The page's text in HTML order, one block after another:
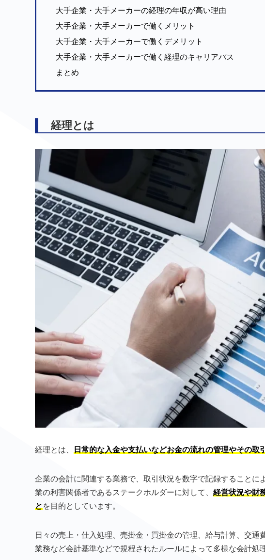
大手企業・大手メーカーの経理の年収が高い理由
大手企業・大手メーカーで働くメリット
大手企業・大手メーカーで働くデメリット
大手企業・大手メーカーで働く経理のキャリアパス
まとめ
経理とは
経理とは、 日常的な入金や支払いなどお金の流れの管理やその取
企業の会計に関連する業務で、取引状況を数字で記録すること
業の利害関係者であるステークホルダーに対して、 経営状況や財
と を目的としています。
日々の売上・仕入処理、売掛金・買掛金の管理、給与計算、交
業務など会計基準などで規程されたルールによって多様な会計処